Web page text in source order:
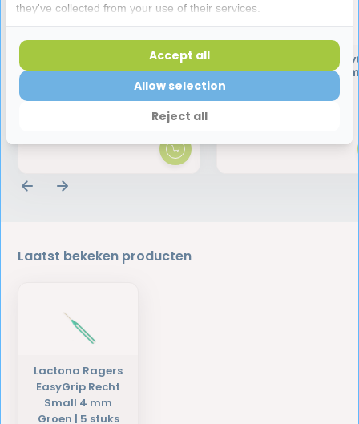
Lactona Ragers EasyGrip
Recht XXX-Small 2mm Grijs
- 5 stuks
Lactona Ragers
Recht XX-Small
Laatst bekeken producten
Lactona Ragers
EasyGrip Recht
Small 4 mm
Groen | 5 stuks
they've collected from your use of their services.
Reject all
Allow selection
Accept all